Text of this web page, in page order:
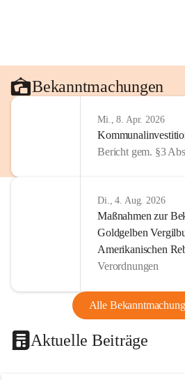
Bekanntmachungen
Mi., 8. Apr. 2026
Bericht gem. §3
Di., 4. Aug. 2026
Maßnahmen zur
Goldgelben
Amerikanischen
Verordnungen
Alle
Aktuelle Beiträge